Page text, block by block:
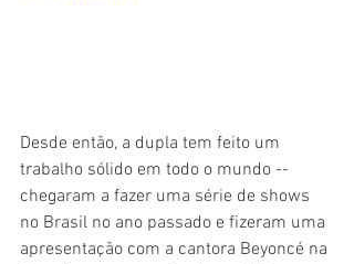
Desde então, a dupla tem feito um
trabalho sólido em todo o mundo --
chegaram a fazer uma série de shows
no Brasil no ano passado e fizeram uma
apresentação com a cantora Beyoncé na